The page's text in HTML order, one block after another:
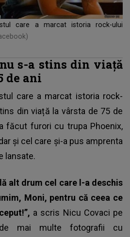
care a marcat istoria rock-ului
s-a stins din viață
de ani
care a marcat istoria rock-
din viață la vârsta de 75 de
făcut furori cu trupa Phoenix,
și cel care și-a pus amprenta
lansate.
alt drum cel care l-a deschis
Moni, pentru că ceea ce
a scris Nicu Covaci pe
de mai multe fotografii cu